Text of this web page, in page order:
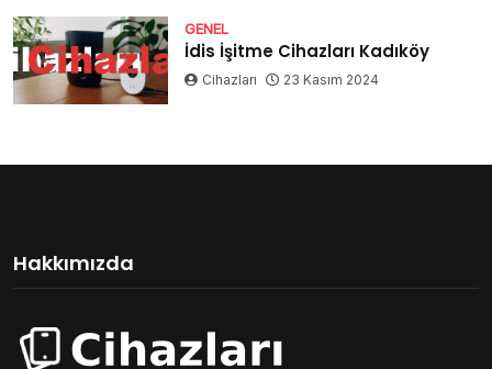
GENEL
İdis İşitme Cihazları Kadıköy
Cihazları 23 Kasım 2024
Hakkımızda